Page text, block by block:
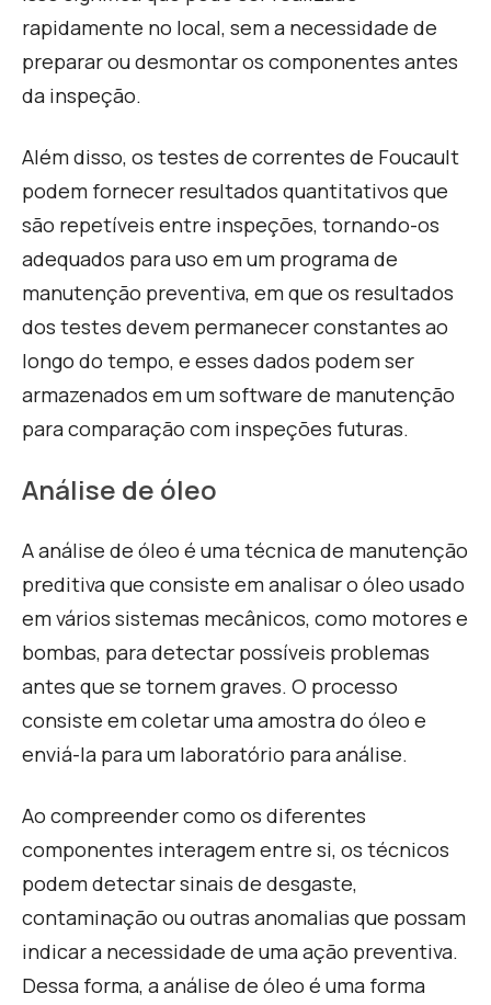
rapidamente no local, sem a necessidade de
preparar ou desmontar os componentes antes
da inspeção.
Além disso, os testes de correntes de Foucault
podem fornecer resultados quantitativos que
são repetíveis entre inspeções, tornando-os
adequados para uso em um programa de
manutenção preventiva, em que os resultados
dos testes devem permanecer constantes ao
longo do tempo, e esses dados podem ser
armazenados em um software de manutenção
para comparação com inspeções futuras.
Análise de óleo
A análise de óleo é uma técnica de manutenção
preditiva que consiste em analisar o óleo usado
em vários sistemas mecânicos, como motores e
bombas, para detectar possíveis problemas
antes que se tornem graves. O processo
consiste em coletar uma amostra do óleo e
enviá-la para um laboratório para análise.
Ao compreender como os diferentes
componentes interagem entre si, os técnicos
podem detectar sinais de desgaste,
contaminação ou outras anomalias que possam
indicar a necessidade de uma ação preventiva.
Dessa forma, a análise de óleo é uma forma